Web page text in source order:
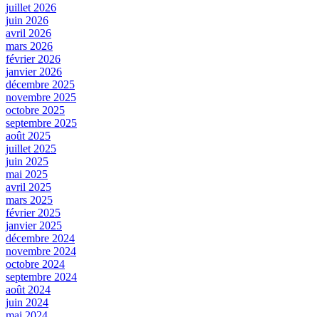
juillet 2026
juin 2026
avril 2026
mars 2026
février 2026
janvier 2026
décembre 2025
novembre 2025
octobre 2025
septembre 2025
août 2025
juillet 2025
juin 2025
mai 2025
avril 2025
mars 2025
février 2025
janvier 2025
décembre 2024
novembre 2024
octobre 2024
septembre 2024
août 2024
juin 2024